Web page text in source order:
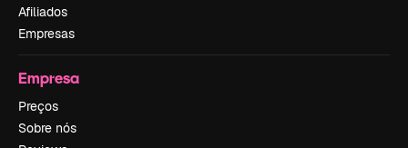
Afiliados
Empresas
Empresa
Preços
Sobre nós